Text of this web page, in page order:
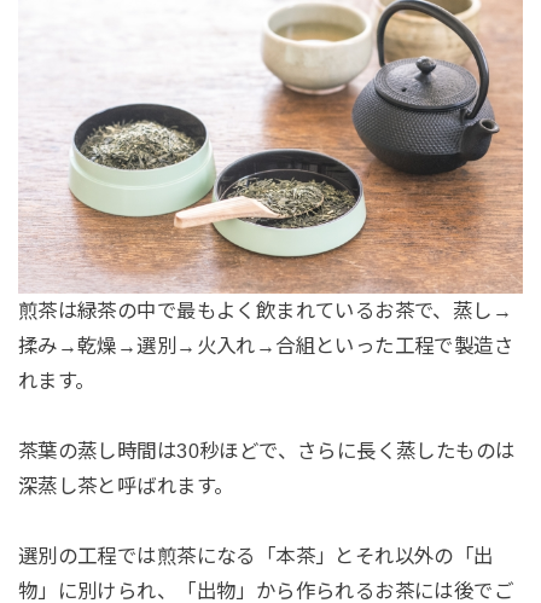
煎茶は緑茶の中で最もよく飲まれているお茶で、蒸し→
揉み→乾燥→選別→火入れ→合組といった工程で製造さ
れます。
茶葉の蒸し時間は30秒ほどで、さらに長く蒸したものは
深蒸し茶と呼ばれます。
選別の工程では煎茶になる「本茶」とそれ以外の「出
物」に別けられ、「出物」から作られるお茶には後でご